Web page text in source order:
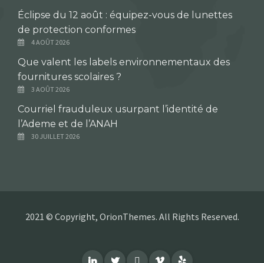
Éclipse du 12 août : équipez-vous de lunettes
de protection conformes
4 AOÛT 2026
Que valent les labels environnementaux des
fournitures scolaires ?
3 AOÛT 2026
Courriel frauduleux usurpant l’identité de
l’Ademe et de l’ANAH
30 JUILLET 2026
2021 © Copyright, OrionThemes. All Rights Reserved.